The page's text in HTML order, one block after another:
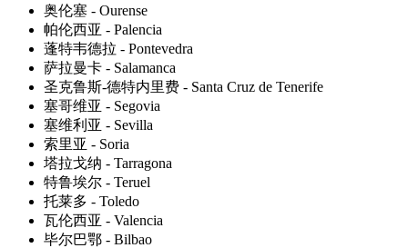
奥伦塞 - Ourense
帕伦西亚 - Palencia
蓬特韦德拉 - Pontevedra
萨拉曼卡 - Salamanca
圣克鲁斯-德特内里费 - Santa Cruz de Tenerife
塞哥维亚 - Segovia
塞维利亚 - Sevilla
索里亚 - Soria
塔拉戈纳 - Tarragona
特鲁埃尔 - Teruel
托莱多 - Toledo
瓦伦西亚 - Valencia
毕尔巴鄂 - Bilbao